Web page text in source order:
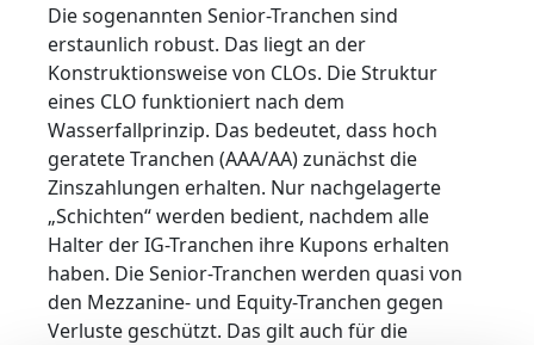
Die sogenannten Senior-Tranchen sind
erstaunlich robust. Das liegt an der
Konstruktionsweise von CLOs. Die Struktur
eines CLO funktioniert nach dem
Wasserfallprinzip. Das bedeutet, dass hoch
geratete Tranchen (AAA/AA) zunächst die
Zinszahlungen erhalten. Nur nachgelagerte
„Schichten“ werden bedient, nachdem alle
Halter der IG-Tranchen ihre Kupons erhalten
haben. Die Senior-Tranchen werden quasi von
den Mezzanine- und Equity-Tranchen gegen
Verluste geschützt. Das gilt auch für die